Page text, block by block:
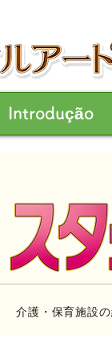
Introdução
介護・保育施設